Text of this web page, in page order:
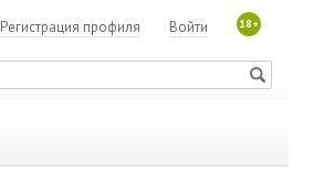
18+
Войти
Регистрация профиля